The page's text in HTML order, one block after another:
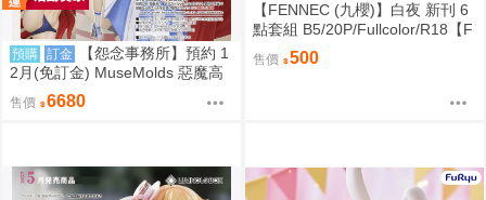
預購 訂金
【怨念事務所】預約 1
2月(免訂金) MuseMolds 惡魔高
校 莉雅絲 啦啦隊Ver 1/6 0906
售價 6680
【FENNEC (九櫻)】白夜 新刊 6
點套組 B5/20P/Fullcolor/R18【F
F47場前預購】{宅即門}
售價 500